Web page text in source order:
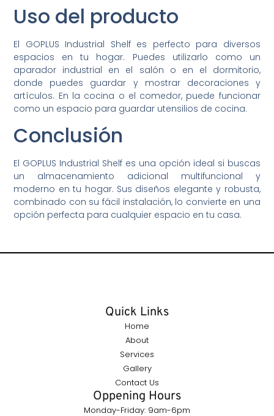
Uso del producto
El GOPLUS Industrial Shelf es perfecto para diversos
espacios en tu hogar. Puedes utilizarlo como un
aparador industrial en el salón o en el dormitorio,
donde puedes guardar y mostrar decoraciones y
artículos. En la cocina o el comedor, puede funcionar
como un espacio para guardar utensilios de cocina.
Conclusión
El GOPLUS Industrial Shelf es una opción ideal si buscas
un almacenamiento adicional multifuncional y
moderno en tu hogar. Sus diseños elegante y robusta,
combinado con su fácil instalación, lo convierte en una
opción perfecta para cualquier espacio en tu casa.
Quick Links
Home
About
Services
Gallery
Contact Us
Oppening Hours
Monday-Friday: 9am-6pm